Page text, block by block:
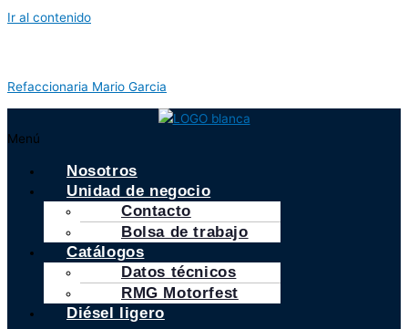
Ir al contenido
Refaccionaria Mario Garcia
Menú
Nosotros
Unidad de negocio
Contacto
Bolsa de trabajo
Catálogos
Datos técnicos
RMG Motorfest
Diésel ligero